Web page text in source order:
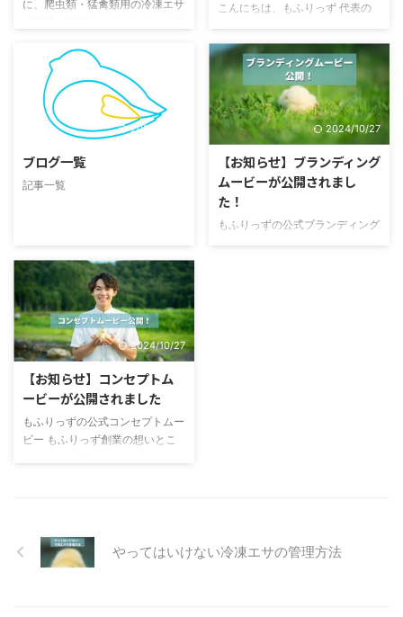
る話ですよね。正直もったいない
解凍した冷凍エサの「再冷凍」に
適な解凍方法を知りたい方に、最
解凍方法 冷凍ヒヨコを例とし
て、以下の５つやり方を実際に試
してみました。解凍時間と外観を
比 ...
に、爬虫類・猛禽類用の冷凍エサ
な新鮮さを。」をコンセプトに獣
医監修の最高品質冷凍エサを販売
しています。 今回は、冷凍エサ
屋【もふりっず】が推奨する氷水
解凍の具体的な手順をお伝えしま
由 急な温度変化無く、低温で早
く解凍できるから 以前、詳しい
...
こんにちは、もふりっず 代表の
に、爬虫類・猛禽類用の冷凍エサ
の製造と販売をしています。「冷
凍エサに、まるで活きエサのよう
な新鮮さを。」をコンセプトに獣
医監修の最高品質冷凍エサを販売
しています。 さて、冷凍エサの
とられていると思いますが、一気
に温めて破裂してしまったり、お
湯につけているのに内部まで温ま
らなかったり、色々問題が起きが
2024/10/27
ブログ一覧
記事一覧
2024/10/27
【お知らせ】ブランディング
ムービーが公開されまし
た！
もふりっずの公式ブランディング
2024/10/27
【お知らせ】コンセプトム
ービーが公開されました
もふりっずの公式コンセプトムー
ビー もふりっず創業の想いとこ
やってはいけない冷凍エサの管理方法